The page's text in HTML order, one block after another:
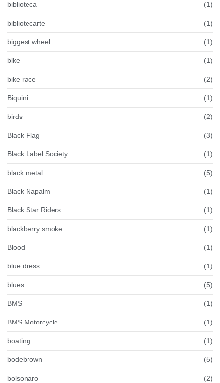
biblioteca (1)
bibliotecarte (1)
biggest wheel (1)
bike (1)
bike race (2)
Biquini (1)
birds (2)
Black Flag (3)
Black Label Society (1)
black metal (5)
Black Napalm (1)
Black Star Riders (1)
blackberry smoke (1)
Blood (1)
blue dress (1)
blues (5)
BMS (1)
BMS Motorcycle (1)
boating (1)
bodebrown (5)
bolsonaro (2)